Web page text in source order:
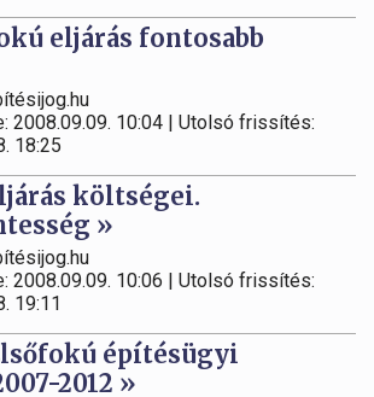
eljárás fontosabb
2008.09.09. 10:04 | Utolsó frissítés:
18:25
költségei.
»
2008.09.09. 10:06 | Utolsó frissítés:
19:11
építésügyi
2012 »